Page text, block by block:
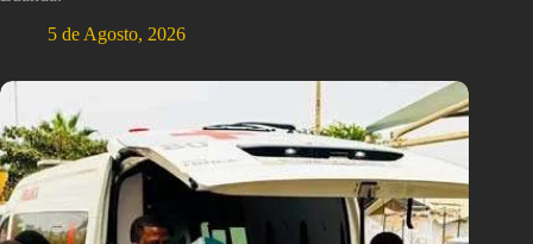
5 de Agosto, 2026